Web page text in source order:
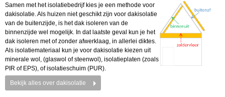
Samen met het isolatiebedrijf kies je een methode voor
dakisolatie. Als huizen niet geschikt zijn voor dakisolatie
van de buitenzijde, is het dak isoleren van de
binnenzijde wel mogelijk. In dat laatste geval kun je het
dak isoleren met of zonder afwerklaag, in allerlei diktes.
Als isolatiemateriaal kun je voor dakisolatie kiezen uit
minerale wol, (glaswol of steenwol), isolatieplaten (zoals
PIR of EPS), of isolatieschuim (PUR).
Bekijk alles over dakisolatie